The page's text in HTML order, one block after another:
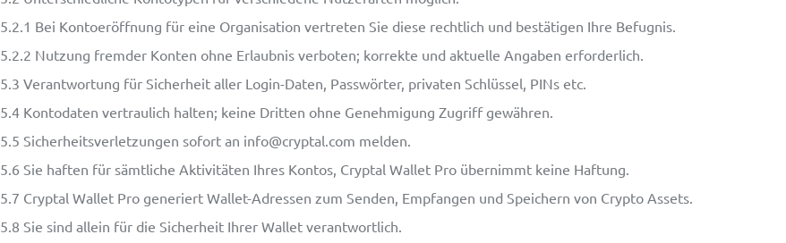
5.2.1 Bei Kontoeröffnung für eine Organisation vertreten Sie diese rechtlich und bestätigen Ihre Befugnis.
5.2.2 Nutzung fremder Konten ohne Erlaubnis verboten; korrekte und aktuelle Angaben erforderlich.
5.3 Verantwortung für Sicherheit aller Login-Daten, Passwörter, privaten Schlüssel, PINs etc.
5.4Kontodaten vertraulich halten; keine Dritten ohne Genehmigung Zugriff gewähren.
5.5 Sicherheitsverletzungen sofort an info@cryptal.com melden.
5.6 Sie haften für sämtliche Aktivitäten Ihres Kontos, Cryptal Wallet Pro übernimmt keine Haftung.
5.7 Cryptal Wallet Pro generiert Wallet-Adressen zum Senden, Empfangen und Speichern von Crypto Assets.
5.8 Sie sind allein für die Sicherheit Ihrer Wallet verantwortlich.